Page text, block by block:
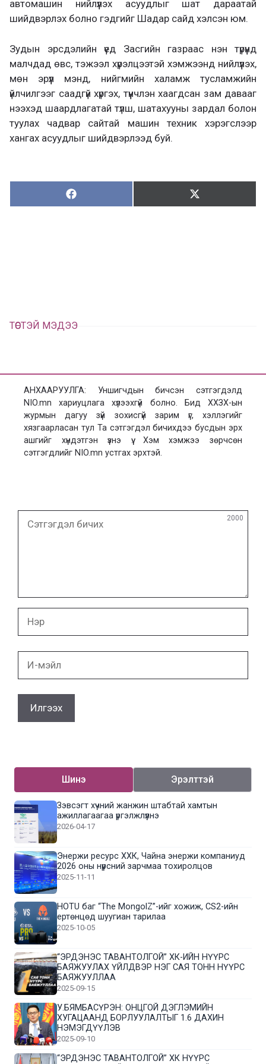
автомашин нийлүүлэх асуудлыг шат дараатай
шийдвэрлэх болно гэдгийг Шадар сайд хэлсэн юм.
Зудын эрсдэлийн үед Засгийн газраас нэн түрүүнд
малчдад өвс, тэжээл хүрэлцээтэй хэмжээнд нийлүүлэх,
мөн эрүүл мэнд, нийгмийн халамж тусламжийн
үйлчилгээг саадгүй хүргэх, түүнчлэн хаагдсан зам давааг
нээхэд шаардлагатай түлш, шатахууны зардал болон
туулах чадвар сайтай машин техник хэрэгслээр
хангах асуудлыг шийдвэрлээд буй.
Хуваалцах:
Х
у
Түгээх:
Т
ТӨСТЭЙ МЭДЭЭ
АНХААРУУЛГА: Уншигчдын бичсэн сэтгэгдэлд
NIO.mn хариуцлага хүлээхгүй болно. Бид ХХЗХ-ын
журмын дагуу зүй зохисгүй зарим үг, хэллэгийг
хязгаарласан тул Та сэтгэгдэл бичихдээ бусдын эрх
ашгийг хүндэтгэн үзнэ үү. Хэм хэмжээ зөрчсөн
сэтгэгдлийг NIO.mn устгах эрхтэй.
2000
мэйл
Шинэ Эрэлттэй
Зэвсэгт хүчний жанжин штабтай хамтын
ажиллагаагаа үргэлжлүүлнэ
2026-04-17
Энержи ресурс ХХК, Чайна энержи компаниуд
2026 оны нүүрсний зарчмаа тохиролцов
2025-11-11
HOTU баг “The MongolZ”-ийг хожиж, CS2-ийн
ертөнцөд шуугиан тарилаа
2025-10-05
“ЭРДЭНЭС ТАВАНТОЛГОЙ” ХК-ИЙН НҮҮРС
БАЯЖУУЛАХ ҮЙЛДВЭР НЭГ САЯ ТОНН НҮҮРС
БАЯЖУУЛЛАА
2025-09-15
У.БЯМБАСҮРЭН: ОНЦГОЙ ДЭГЛЭМИЙН
ХУГАЦААНД БОРЛУУЛАЛТЫГ 1.6 ДАХИН
НЭМЭГДҮҮЛЭВ
2025-09-10
“ЭРДЭНЭС ТАВАНТОЛГОЙ” ХК НҮҮРС